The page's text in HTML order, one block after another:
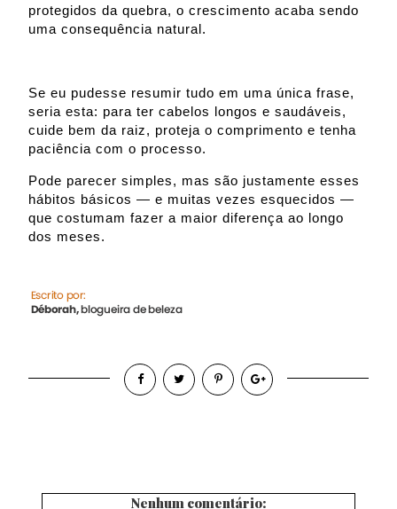
protegidos da quebra, o crescimento acaba sendo
uma consequência natural.
Se eu pudesse resumir tudo em uma única frase,
seria esta: para ter cabelos longos e saudáveis,
cuide bem da raiz, proteja o comprimento e tenha
paciência com o processo.
Pode parecer simples, mas são justamente esses
hábitos básicos — e muitas vezes esquecidos —
que costumam fazer a maior diferença ao longo
dos meses.
Nenhum comentário: